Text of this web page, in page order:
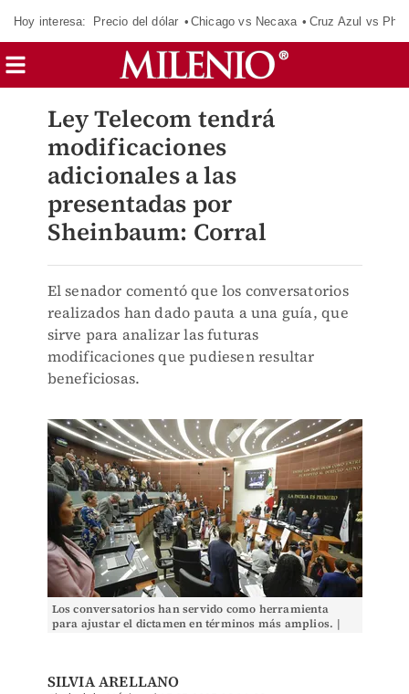
Hoy interesa: Precio del dólar Chicago vs Necaxa Cruz Azul vs
Ley Telecom tendrá
modificaciones
adicionales a las
presentadas por
Sheinbaum: Corral
El senador comentó que los conversatorios
realizados han dado pauta a una guía, que
sirve para analizar las futuras
modificaciones que pudiesen resultar
beneficiosas.
Los conversatorios han servido como herramienta
para ajustar el dictamen en términos más amplios. |
SILVIA ARELLANO